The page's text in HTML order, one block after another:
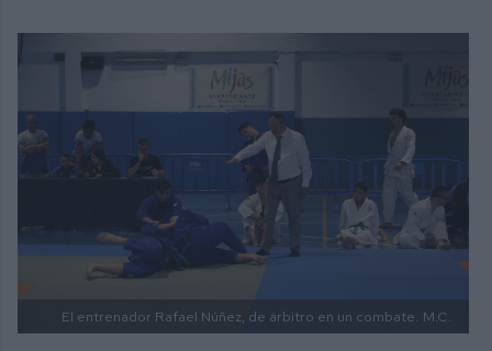
El entrenador Rafael Núñez, de árbitro en un combate. M.C.